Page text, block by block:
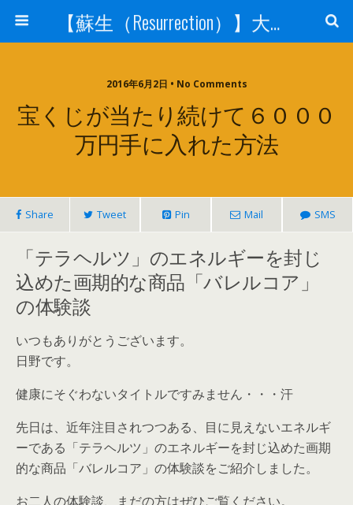
【蘇生（Resurrection）】大宇宙と人体の神秘を紐解く
2016年6月2日 • No Comments
宝くじが当たり続けて６０００
万円手に入れた方法
Share Tweet Pin Mail SMS
「テラヘルツ」のエネルギーを封じ
込めた画期的な商品「バレルコア」
の体験談
いつもありがとうございます。
日野です。
健康にそぐわないタイトルですみません・・・汗
先日は、近年注目されつつある、目に見えないエネルギ
ーである「テラヘルツ」のエネルギーを封じ込めた画期
的な商品「バレルコア」の体験談をご紹介しました。
お二人の体験談、まだの方はぜひご覧ください。